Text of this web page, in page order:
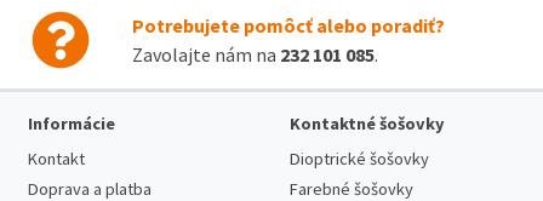
Potrebujete pomôcť alebo poradiť?
Zavolajte nám na 232 101 085.
Informácie
Kontakt
Doprava a platba
Kontaktné šošovky
Dioptrické šošovky
Farebné šošovky